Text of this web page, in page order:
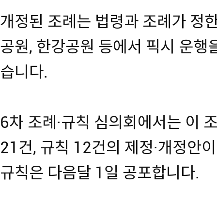
개정된 조례는 법령과 조례가 정
공원, 한강공원 등에서 픽시 운행
습니다.
6차 조례·규칙 심의회에서는 이
21건, 규칙 12건의 제정·개정안
규칙은 다음달 1일 공포합니다.